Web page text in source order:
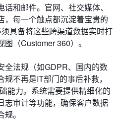
和邮件。官网、社交媒体、
，每一个触点都沉淀着宝贵的
具备将这些跨渠道数据实时打
（Customer 360）。
全法规（如GDPR、国内的数
不再是IT部门的事后补救，
能力。系统需要提供精细化的
志审计等功能，确保客户数据
。